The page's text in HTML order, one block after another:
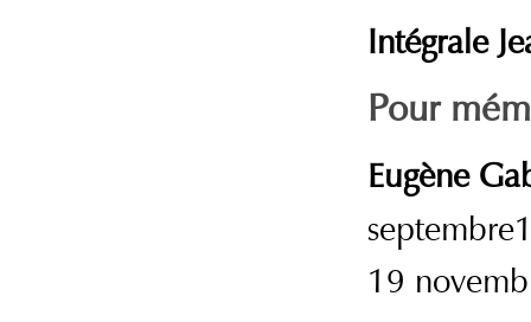
Intégrale
Pour
Eugène
19